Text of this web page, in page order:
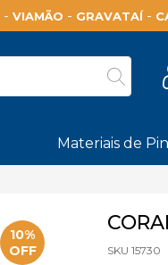
-VIAMÃO - GRAVATAÍ-
Materiais de
10%
OFF
SKU 15730